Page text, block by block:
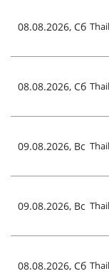
08.08.2026, Сб
08.08.2026, Сб
09.08.2026, Вс
09.08.2026, Вс
08.08.2026, Сб